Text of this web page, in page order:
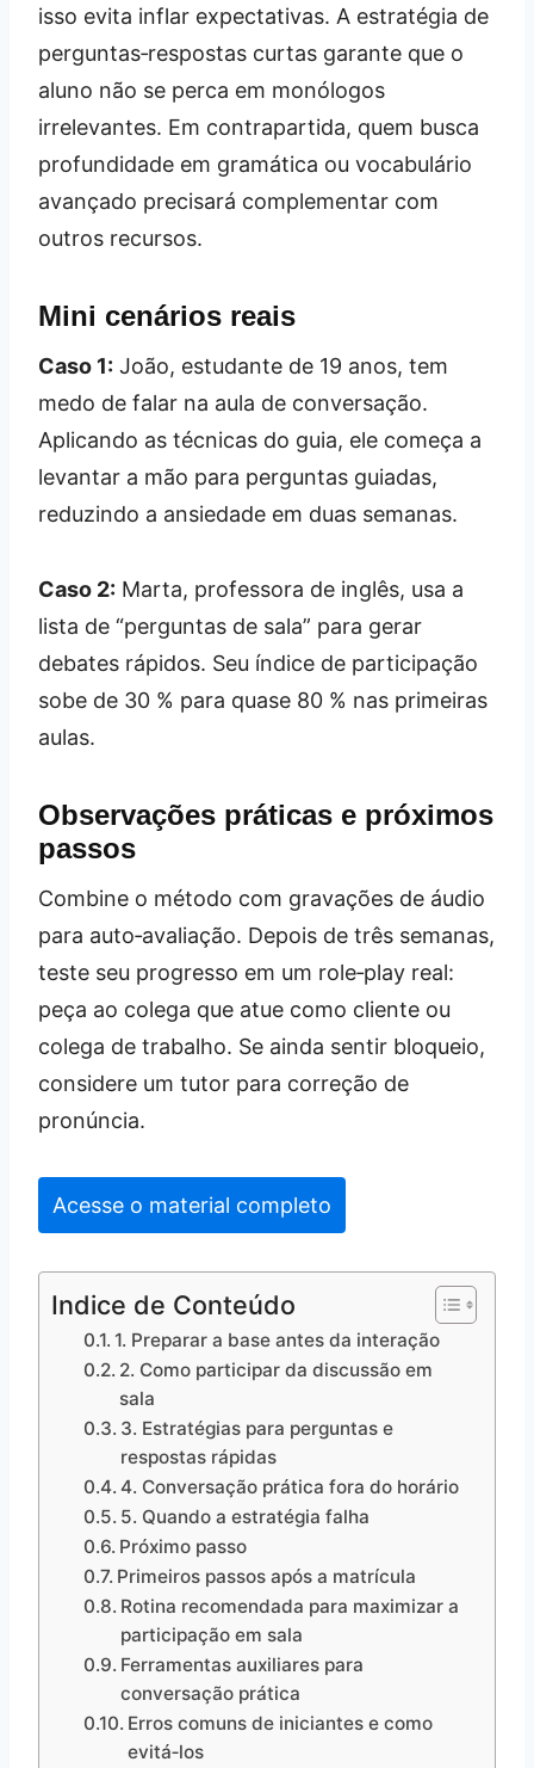
isso evita inflar expectativas. A estratégia de
perguntas‑respostas curtas garante que o
aluno não se perca em monólogos
irrelevantes. Em contrapartida, quem busca
profundidade em gramática ou vocabulário
avançado precisará complementar com
outros recursos.
Mini cenários reais
Caso 1: João, estudante de 19 anos, tem
medo de falar na aula de conversação.
Aplicando as técnicas do guia, ele começa a
levantar a mão para perguntas guiadas,
reduzindo a ansiedade em duas semanas.
Caso 2: Marta, professora de inglês, usa a
lista de “perguntas de sala” para gerar
debates rápidos. Seu índice de participação
sobe de 30 % para quase 80 % nas primeiras
aulas.
Observações práticas e próximos
passos
Combine o método com gravações de áudio
para auto‑avaliação. Depois de três semanas,
teste seu progresso em um role‑play real:
peça ao colega que atue como cliente ou
colega de trabalho. Se ainda sentir bloqueio,
considere um tutor para correção de
pronúncia.
Acesse o material completo
Indice de Conteúdo
1. Preparar a base antes da interação
2. Como participar da discussão em
sala
3. Estratégias para perguntas e
respostas rápidas
4. Conversação prática fora do horário
5. Quando a estratégia falha
Próximo passo
Primeiros passos após a matrícula
Rotina recomendada para maximizar a
participação em sala
Ferramentas auxiliares para
conversação prática
Erros comuns de iniciantes e como
evitá‑los